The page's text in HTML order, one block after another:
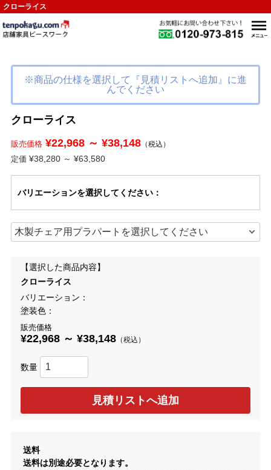
クローライス
※商品の仕様を選択して『見積リストへ追加』に進
んでください
クローライス
販売価格¥22,968 ～ ¥38,148（税込）
定価 ¥38,280 ～ ¥63,580
バリエーションを選択してください：
【選択した商品内容】
クローライス
バリエーション：
塗装色：
販売価格
¥22,968 ～ ¥38,148（税込）
数量
送料
送料は別途必要となります。